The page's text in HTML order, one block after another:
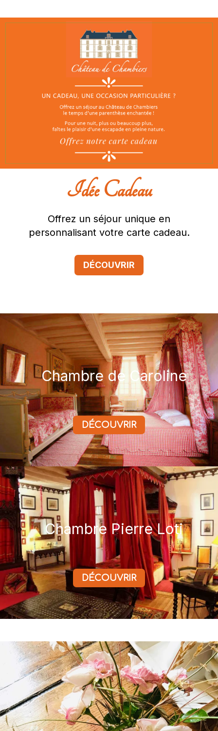
Idée Cadeau
Offrez un séjour unique en
personnalisant votre carte cadeau.
DÉCOUVRIR
Chambre de Caroline
DÉCOUVRIR
Chambre Pierre Loti
DÉCOUVRIR